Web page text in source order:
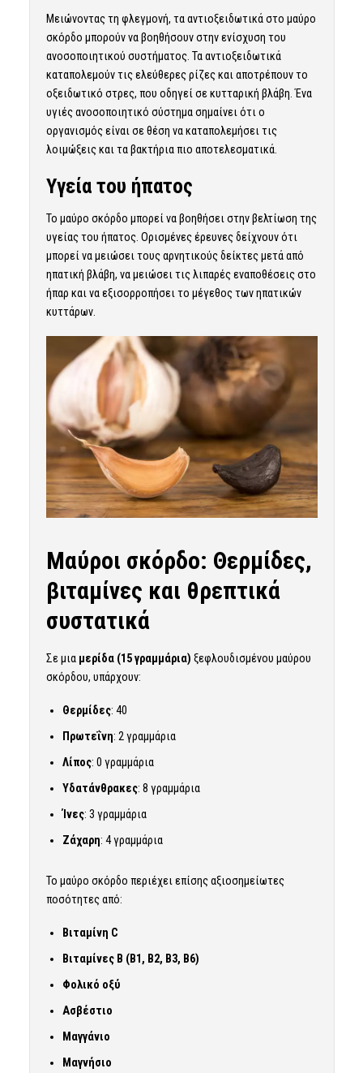
Μειώνοντας τη φλεγμονή, τα αντιοξειδωτικά στο μαύρο
σκόρδο μπορούν να βοηθήσουν στην ενίσχυση του
ανοσοποιητικού συστήματος. Τα αντιοξειδωτικά
καταπολεμούν τις ελεύθερες ρίζες και αποτρέπουν το
οξειδωτικό στρες, που οδηγεί σε κυτταρική βλάβη. Ένα
υγιές ανοσοποιητικό σύστημα σημαίνει ότι ο
οργανισμός είναι σε θέση να καταπολεμήσει τις
λοιμώξεις και τα βακτήρια πιο αποτελεσματικά.
Υγεία του ήπατος
Το μαύρο σκόρδο μπορεί να βοηθήσει στην βελτίωση της
υγείας του ήπατος. Ορισμένες έρευνες δείχνουν ότι
μπορεί να μειώσει τους αρνητικούς δείκτες μετά από
ηπατική βλάβη, να μειώσει τις λιπαρές εναποθέσεις στο
ήπαρ και να εξισορροπήσει το μέγεθος των ηπατικών
κυττάρων.
Μαύροι σκόρδο: Θερμίδες,
βιταμίνες και θρεπτικά
συστατικά
Σε μια μερίδα (15 γραμμάρια) ξεφλουδισμένου μαύρου
σκόρδου, υπάρχουν:
Θερμίδες: 40
Πρωτεΐνη: 2 γραμμάρια
Λίπος: 0 γραμμάρια
Υδατάνθρακες: 8 γραμμάρια
Ίνες: 3 γραμμάρια
Ζάχαρη: 4 γραμμάρια
Το μαύρο σκόρδο περιέχει επίσης αξιοσημείωτες
ποσότητες από:
Βιταμίνη C
Βιταμίνες Β (Β1, Β2, Β3, Β6)
Φολικό οξύ
Ασβέστιο
Μαγγάνιο
Μαγνήσιο